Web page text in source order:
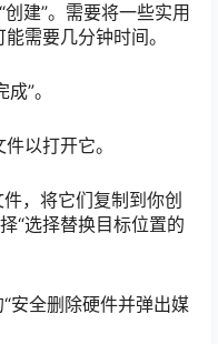
建”。需要将一些实用
需要几分钟时间。
”。
以打开它。
，将它们复制到你创
“选择替换目标位置的
安全删除硬件并弹出媒